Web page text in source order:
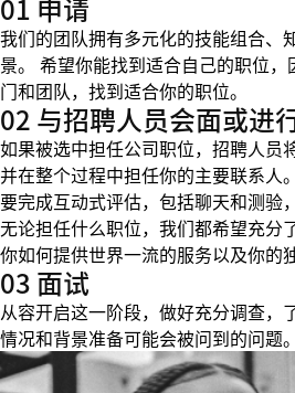
01 申请
我们的团队拥有多元化的技能组合、
景。 希望你能找到适合自己的职位
门和团队，找到适合你的职位。
02 与招聘人员会面或进
如果被选中担任公司职位，招聘人员
并在整个过程中担任你的主要联系人
要完成互动式评估，包括聊天和测验
无论担任什么职位，我们都希望充分
你如何提供世界一流的服务以及你的
03 面试
从容开启这一阶段，做好充分调查，
情况和背景准备可能会被问到的问题。